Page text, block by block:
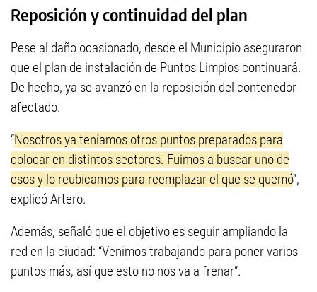
Reposición y continuidad del plan
Pese al daño ocasionado, desde el Municipio aseguraron
que el plan de instalación de Puntos Limpios continuará.
De hecho, ya se avanzó en la reposición del contenedor
afectado.
“Nosotros ya teníamos otros puntos preparados para
colocar en distintos sectores. Fuimos a buscar uno de
esos y lo reubicamos para reemplazar el que se quemó”,
explicó Artero.
Además, señaló que el objetivo es seguir ampliando la
red en la ciudad: “Venimos trabajando para poner varios
puntos más, así que esto no nos va a frenar”.